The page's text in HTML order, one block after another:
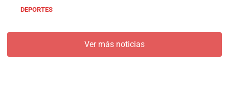
DEPORTES
Ver más noticias